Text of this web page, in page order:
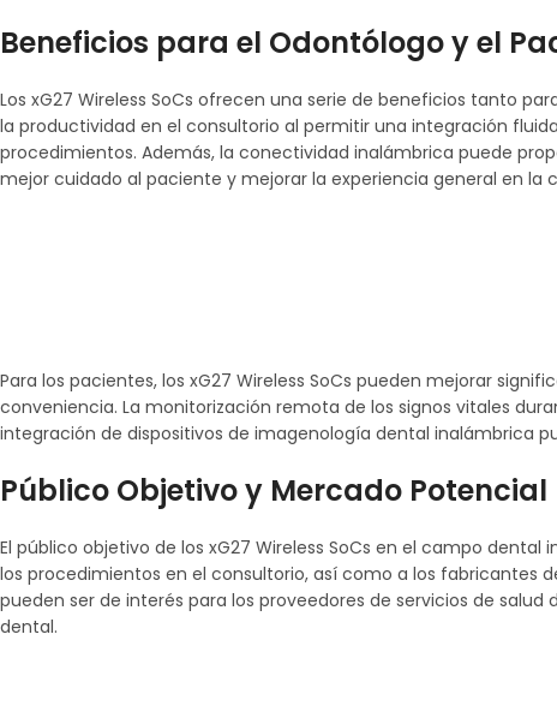
Beneficios para el Odontólogo y el
Los xG27 Wireless SoCs ofrecen una serie de beneficios tanto
la productividad en el consultorio al permitir una integración
procedimientos. Además, la conectividad inalámbrica puede
mejor cuidado al paciente y mejorar la experiencia general en la
Para los pacientes, los xG27 Wireless SoCs pueden mejorar
conveniencia. La monitorización remota de los signos vitales
integración de dispositivos de imagenología dental inalámbrica
Público Objetivo y Mercado Potencial
El público objetivo de los xG27 Wireless SoCs en el campo
los procedimientos en el consultorio, así como a los fabricantes
pueden ser de interés para los proveedores de servicios de
dental.